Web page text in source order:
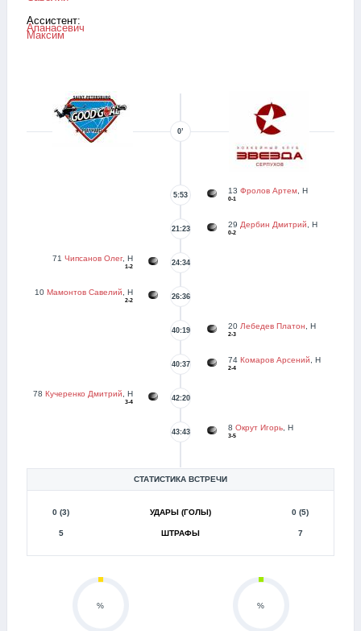
Ассистент:
Апанасевич
Максим
0’
13 Фролов Артем , Н
0-1
5:53
29 Дербин Дмитрий , Н
0-2
21:23
71 Чипсанов Олег, Н
1-2 24:34
10 Мамонтов Савелий , Н
2-2 26:36
20 Лебедев Платон , Н
2-3
40:19
74 Комаров Арсений , Н
2-4
40:37
78 Кучеренко Дмитрий , Н
3-4 42:20
8 Окрут Игорь , Н
3-5
43:43
СТАТИСТИКА ВСТРЕЧИ
0 (3) УДАРЫ (ГОЛЫ) 0 (5)
5 ШТРАФЫ 7
% %